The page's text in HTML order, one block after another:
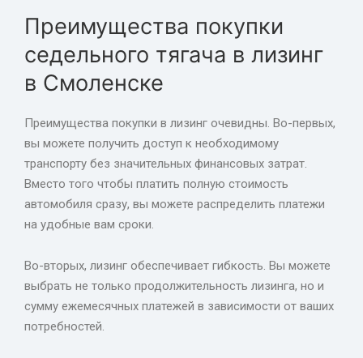
Преимущества покупки
седельного тягача в лизинг
в Смоленске
Преимущества покупки в лизинг очевидны. Во-первых,
вы можете получить доступ к необходимому
транспорту без значительных финансовых затрат.
Вместо того чтобы платить полную стоимость
автомобиля сразу, вы можете распределить платежи
на удобные вам сроки.
Во-вторых, лизинг обеспечивает гибкость. Вы можете
выбрать не только продолжительность лизинга, но и
сумму ежемесячных платежей в зависимости от ваших
потребностей.